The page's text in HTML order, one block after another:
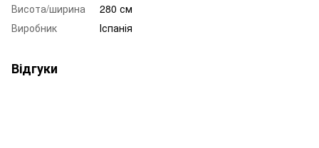
Висота/ширина
280 см
Виробник
Іспанія
Відгуки